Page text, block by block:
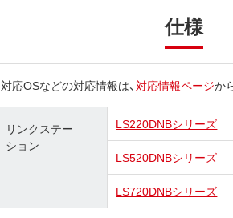
仕様
対応OSなどの対応情報は、対応情報ページか
リンクステー
ション
LS220DNBシリーズ
LS520DNBシリーズ
LS720DNBシリーズ